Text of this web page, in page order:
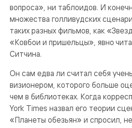
вопроса», ни таблоидов. И
множества голливудских
таких разных фильмов, как
«Ковбои и пришельцы», явно
Ситчина.
Он сам едва ли считал себя
визионером, которого больше
чем в библиотеках. Когда
York Times назвал его теории
«Планеты обезьян» и спросил,